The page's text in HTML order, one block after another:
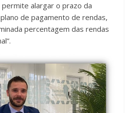
alargar o prazo da
de pagamento de rendas,
percentagem das rendas